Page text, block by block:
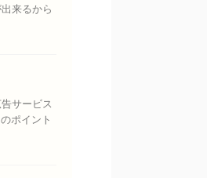
来るから
サービス
ポイント